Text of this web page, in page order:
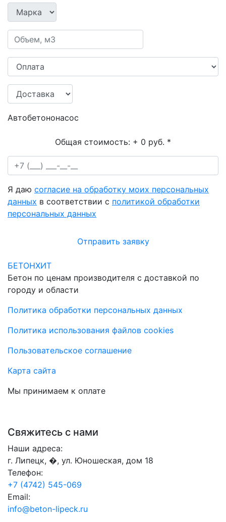
Автобетононасос
Общая стоимость: + 0 руб. *
Я даю согласие на обработку моих персональных
данных в соответствии с политикой обработки
персональных данных
Отправить заявку
БЕТОНХИТ
Бетон по ценам производителя с доставкой по
городу и области
Политика обработки персональных данных
Политика использования файлов cookies
Пользовательское соглашение
Карта сайта
Мы принимаем к оплате
Свяжитесь с нами
Наши адреса:
г. Липецк, �, ул. Юношеская, дом 18
Телефон:
+7 (4742) 545-069
Email:
info@beton-lipeck.ru